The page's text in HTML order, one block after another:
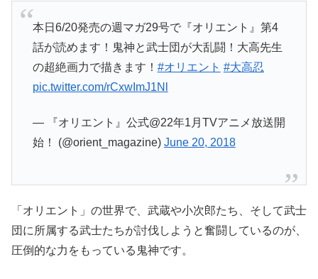
本日6/20発売の週マガ29号で『オリエント』第4
話が読めます！鬼神と武士団が大乱闘！大高先生
の超絶画力で描きます！ #オリエント #大高忍
pic.twitter.com/rCxwImJ1Nl
— 『オリエント』公式@22年1月TVアニメ放送開
始！ (@orient_magazine) June 20, 2018
「オリエント」の世界で、武蔵や小次郎たち、そして武士
団に所属する武士たちが討伐しようと奮闘しているのが、
圧倒的な力をもっている鬼神です。